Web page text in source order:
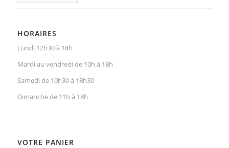
HORAIRES
Lundi 12h30 à 18h
Mardi au vendredi de 10h à 18h
Samedi de 10h30 à 18h30
Dimanche de 11h à 18h
VOTRE PANIER